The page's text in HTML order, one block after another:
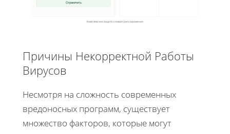
Ограничить
Комплексная защита снижает риск заражения
Причины Некорректной Работы
Вирусов
Несмотря на сложность современных
вредоносных программ, существует
множество факторов, которые могут